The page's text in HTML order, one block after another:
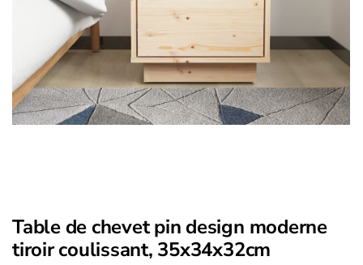
Table de chevet pin design moderne
tiroir coulissant, 35x34x32cm